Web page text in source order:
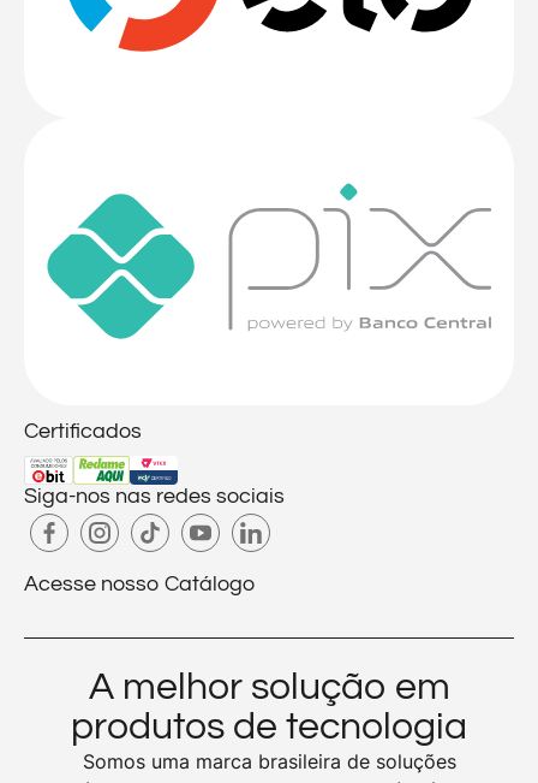
Certificados
Siga-nos nas redes sociais
Acesse nosso Catálogo
A melhor solução em
produtos de tecnologia
Somos uma marca brasileira de soluções